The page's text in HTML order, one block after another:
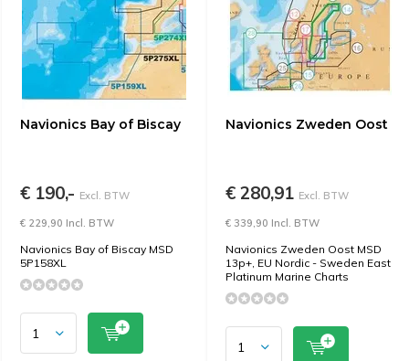
Navionics Bay of Biscay
€ 190,- Excl. BTW
€ 229,90 Incl. BTW
Navionics Bay of Biscay MSD
5P158XL
Navionics Zweden Oost
€ 280,91 Excl. BTW
€ 339,90 Incl. BTW
Navionics Zweden Oost MSD
13p+, EU Nordic - Sweden East
Platinum Marine Charts